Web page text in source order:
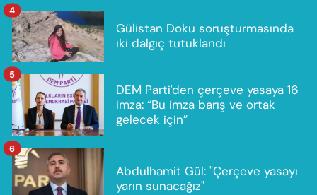
Gülistan Doku soruşturmasında
iki dalgıç tutuklandı
4
DEM Parti'den çerçeve yasaya 16
imza: “Bu imza barış ve ortak
gelecek için”
5
Abdulhamit Gül: "Çerçeve yasayı
yarın sunacağız"
6